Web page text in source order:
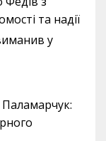
та надії
у